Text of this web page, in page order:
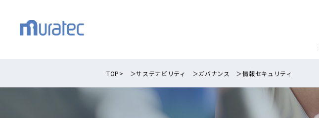
TOP> ＞サステナビリティ ＞ガバナンス ＞情報セキュリティ